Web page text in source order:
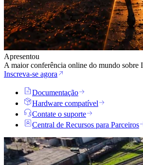
Apresentou
A maior conferência online do mundo sobre
Inscreva-se agora
Documentação
Hardware compatível
Contate o suporte
Central de Recursos para Parceiros